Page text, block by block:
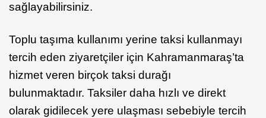
sağlayabilirsiniz.
Toplu taşıma kullanımı yerine taksi kullanmayı
tercih eden ziyaretçiler için Kahramanmaraş’ta
hizmet veren birçok taksi durağı
bulunmaktadır. Taksiler daha hızlı ve direkt
olarak gidilecek yere ulaşması sebebiyle tercih